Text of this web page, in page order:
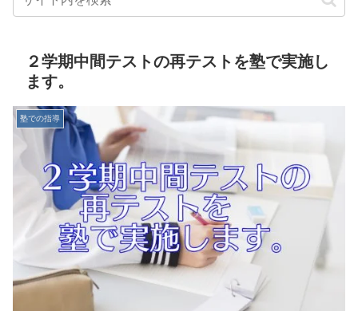
２学期中間テストの再テストを塾で実施し
ます。
塾での指導